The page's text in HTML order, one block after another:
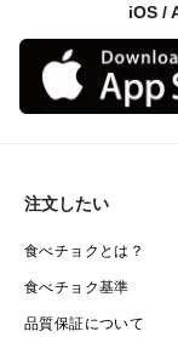
日常使いにちょ
焼き芋・煮物・
使える万能タイ
ご家庭用にも贈
※箱の重さを除
す。
iOS /
注文したい
食べチョクとは？
食べチョク基準
品質保証について